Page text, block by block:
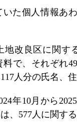
た個人情報あ
地改良区に関す
で、それぞれ
人分の氏名、
年10月から
、577人に関す